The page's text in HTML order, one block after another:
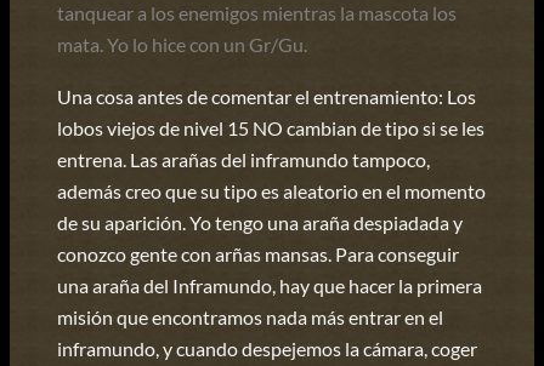
tanquear a los enemigos mientras la mascota los
mata. Yo lo hice con un Gr/Gu.
Una cosa antes de comentar el entrenamiento: Los
lobos viejos de nivel 15 NO cambian de tipo si se les
entrena. Las arañas del inframundo tampoco,
además creo que su tipo es aleatorio en el momento
de su aparición. Yo tengo una araña despiadada y
conozco gente con arñas mansas. Para conseguir
una araña del Inframundo, hay que hacer la primera
misión que encontramos nada más entrar en el
inframundo, y cuando despejemos la cámara, coger